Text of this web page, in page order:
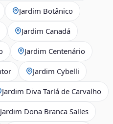
Jardim Botânico
Jardim Canadá
Jardim Centenário
Jardim Cybelli
Jardim Diva Tarlá de Carvalho
Jardim Dona Branca Salles